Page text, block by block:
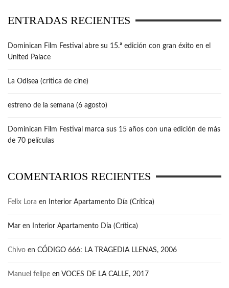
ENTRADAS RECIENTES
Dominican Film Festival abre su 15.ª edición con gran éxito en el
United Palace
La Odisea (crítica de cine)
estreno de la semana (6 agosto)
Dominican Film Festival marca sus 15 años con una edición de más
de 70 películas
COMENTARIOS RECIENTES
Felix Lora en Interior Apartamento Día (Crítica)
Mar en Interior Apartamento Día (Crítica)
Chivo en CÓDIGO 666: LA TRAGEDIA LLENAS, 2006
Manuel felipe en VOCES DE LA CALLE, 2017